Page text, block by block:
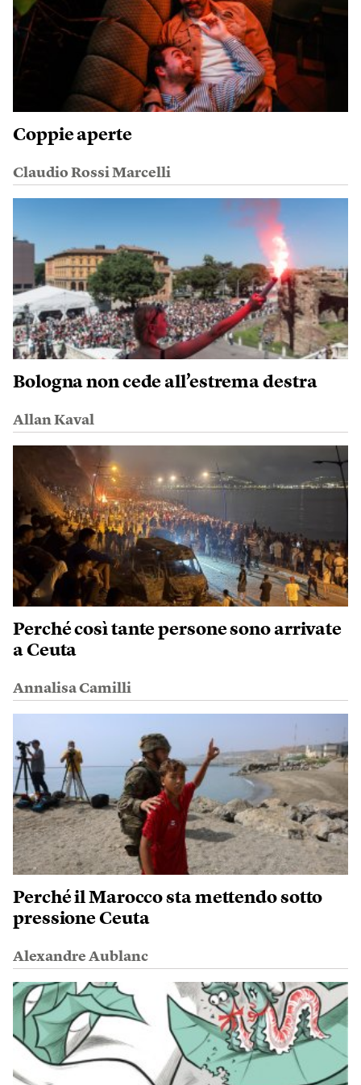
Coppie aperte
Claudio Rossi Marcelli
Bologna non cede all’estrema destra
Allan Kaval
Perché così tante persone sono arrivate
a Ceuta
Annalisa Camilli
Perché il Marocco sta mettendo sotto
pressione Ceuta
Alexandre Aublanc